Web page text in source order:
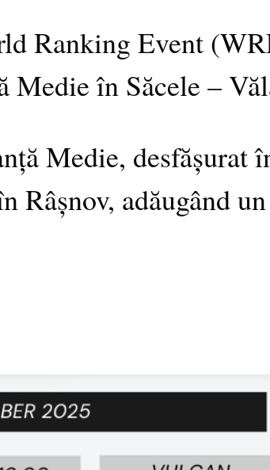
Ranking Event
Medie în Săcele –
Medie, desfășurat
Râșnov, adăugând